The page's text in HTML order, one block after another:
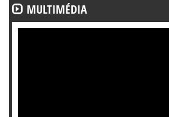
MULTIMÉDIA